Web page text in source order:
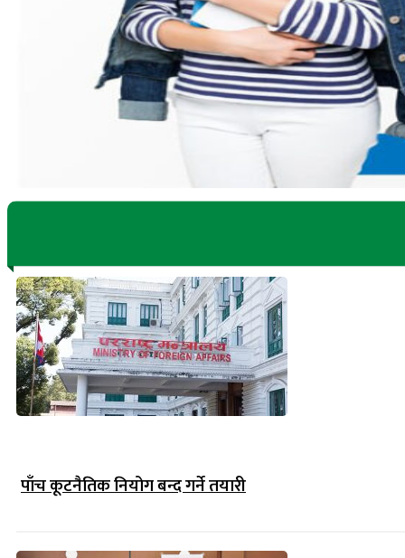
पाँच कूटनैतिक नियोग बन्द गर्ने तयारी